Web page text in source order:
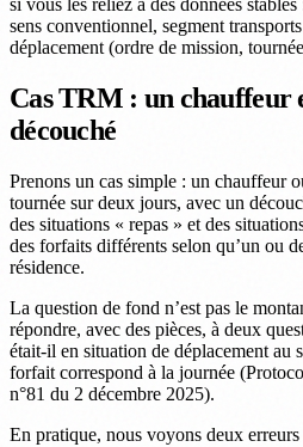
si vous les reliez à des données
sens conventionnel, segment
déplacement (ordre de mission,
Cas TRM : un chauffeur
découché
Prenons un cas simple : un chauffeur
tournée sur deux jours, avec un
des situations « repas » et des
des forfaits différents selon qu’un ou
résidence.
La question de fond n’est pas le
répondre, avec des pièces, à deux
était-il en situation de déplacement au
forfait correspond à la journée
n°81 du 2 décembre 2025).
En pratique, nous voyons deux erreurs